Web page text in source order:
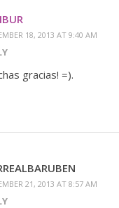
18, 2013 AT 9:40 AM
gracias! =).
21, 2013 AT 8:57 AM